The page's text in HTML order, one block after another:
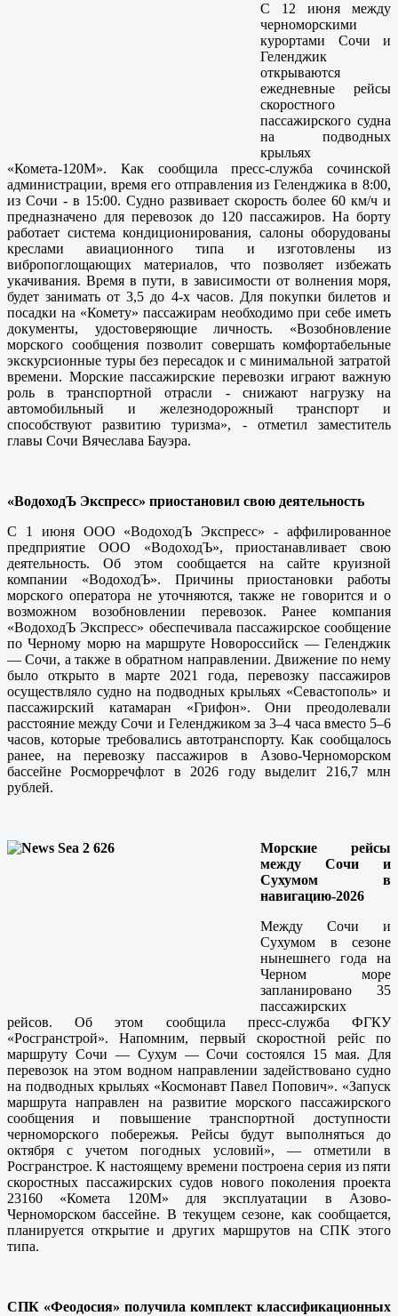
С 12 июня между
черноморскими
курортами Сочи и
Геленджик
открываются
ежедневные рейсы
скоростного
пассажирского судна
на подводных
крыльях
«Комета-120М». Как сообщила пресс-служба сочинской
администрации, время его отправления из Геленджика в 8:00,
из Сочи - в 15:00. Судно развивает скорость более 60 км/ч и
предназначено для перевозок до 120 пассажиров. На борту
работает система кондиционирования, салоны оборудованы
креслами авиационного типа и изготовлены из
вибропоглощающих материалов, что позволяет избежать
укачивания. Время в пути, в зависимости от волнения моря,
будет занимать от 3,5 до 4-х часов. Для покупки билетов и
посадки на «Комету» пассажирам необходимо при себе иметь
документы, удостоверяющие личность. «Возобновление
морского сообщения позволит совершать комфортабельные
экскурсионные туры без пересадок и с минимальной затратой
времени. Морские пассажирские перевозки играют важную
роль в транспортной отрасли - снижают нагрузку на
автомобильный и железнодорожный транспорт и
способствуют развитию туризма», - отметил заместитель
главы Сочи Вячеслава Бауэра.
«ВодоходЪ Экспресс» приостановил свою деятельность
С 1 июня ООО «ВодоходЪ Экспресс» - аффилированное
предприятие ООО «ВодоходЪ», приостанавливает свою
деятельность. Об этом сообщается на сайте круизной
компании «ВодоходЪ». Причины приостановки работы
морского оператора не уточняются, также не говорится и о
возможном возобновлении перевозок. Ранее компания
«ВодоходЪ Экспресс» обеспечивала пассажирское сообщение
по Черному морю на маршруте Новороссийск — Геленджик
— Сочи, а также в обратном направлении. Движение по нему
было открыто в марте 2021 года, перевозку пассажиров
осуществляло судно на подводных крыльях «Севастополь» и
пассажирский катамаран «Грифон». Они преодолевали
расстояние между Сочи и Геленджиком за 3–4 часа вместо 5–6
часов, которые требовались автотранспорту. Как сообщалось
ранее, на перевозку пассажиров в Азово-Черноморском
бассейне Росморречфлот в 2026 году выделит 216,7 млн
рублей.
Морские рейсы
между Сочи и
Сухумом в
навигацию-2026
Между Сочи и
Сухумом в сезоне
нынешнего года на
Черном море
запланировано 35
пассажирских
рейсов. Об этом сообщила пресс-служба ФГКУ
«Росгранстрой». Напомним, первый скоростной рейс по
маршруту Сочи — Сухум — Сочи состоялся 15 мая. Для
перевозок на этом водном направлении задействовано судно
на подводных крыльях «Космонавт Павел Попович». «Запуск
маршрута направлен на развитие морского пассажирского
сообщения и повышение транспортной доступности
черноморского побережья. Рейсы будут выполняться до
октября с учетом погодных условий», — отметили в
Росгранстрое. К настоящему времени построена серия из пяти
скоростных пассажирских судов нового поколения проекта
23160 «Комета 120М» для эксплуатации в Азово-
Черноморском бассейне. В текущем сезоне, как сообщается,
планируется открытие и других маршрутов на СПК этого
типа.
СПК «Феодосия» получила комплект классификационных